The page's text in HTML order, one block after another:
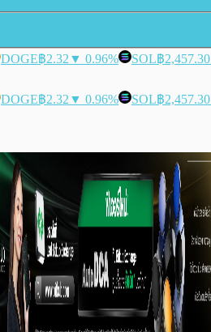
DOGE฿2.32 ▼ 0.96% SOL฿2,457.30
DOGE฿2.32 ▼ 0.96% SOL฿2,457.30